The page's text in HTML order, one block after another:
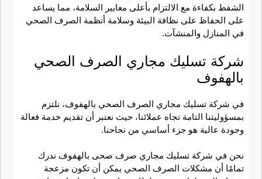
الشفط بكفاءة مع الالتزام بأعلى معايير السلامة، مما يساعد
على الحفاظ على نظافة البيئة وسلامة أنظمة الصرف الصحي
في المنازل والمنشآت.
شركة تسليك مجاري الصرف الصحي
بالهفوف
في شركة تسليك مجاري الصرف الصحي بالهفوف، نلتزم
بمسؤوليتنا التامة تجاه عملائنا، حيث نعتبر أن تقديم خدمة فعالة
وجودة عالية هو جزء أساسي من نجاحنا.
نحن في شركة تسليك مجاري صرف صحى بالهفوف ندرك
تمامًا أن مشكلات الصرف الصحي يمكن أن تكون مزعجة